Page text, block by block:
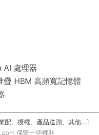
AI 處理器
疊 HBM 高頻寬記憶體
配、授權、產品送測、其他...]
保留一切權利